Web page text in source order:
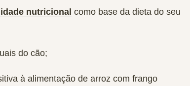
nutricional como base da dieta do seu
do cão;
à alimentação de arroz com frango